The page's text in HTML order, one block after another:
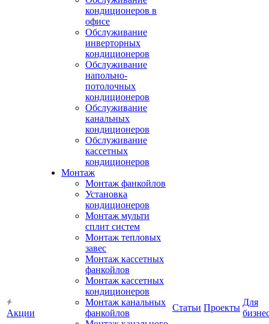
Акции
кондиционеров в
офисе
Обслуживание
инверторных
кондиционеров
Обслуживание
напольно-
потолочных
кондиционеров
Обслуживание
канальных
кондиционеров
Обслуживание
кассетных
кондиционеров
Монтаж
Монтаж фанкойлов
Установка
кондиционеров
Монтаж мульти
сплит систем
Монтаж тепловых
завес
Монтаж кассетных
фанкойлов
Монтаж кассетных
кондиционеров
Монтаж канальных
фанкойлов
Статьи Проекты
Для